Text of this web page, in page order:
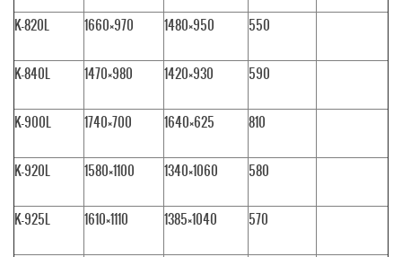
K-820L 1660×970 1480×950 550
K-840L 1470×980 1420×930 590
K-900L 1740×700 1640×625 810
K-920L 1580×1100 1340×1060 580
K-925L 1610×1110 1385×1040 570